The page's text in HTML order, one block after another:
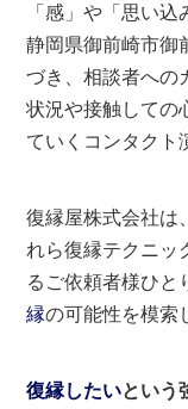
「感」や「思い
静岡県御前崎市御
づき、相談者への
状況や接触しての
ていくコンタクト
復縁屋株式会社は
れら復縁テクニッ
るご依頼者様ひと
縁の可能性を模索
復縁したいという